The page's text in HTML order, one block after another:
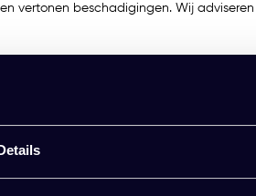
vertonen beschadigingen. Wij